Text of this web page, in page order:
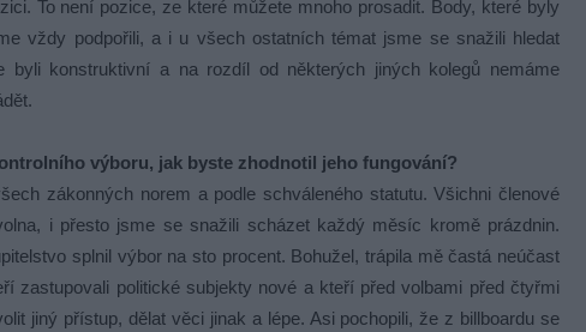
To není pozice, ze které můžete mnoho prosadit. Body, které byly
vždy podpořili, a i u všech ostatních témat jsme se snažili hledat
byli konstruktivní a na rozdíl od některých jiných kolegů nemáme
výboru, jak byste zhodnotil jeho fungování?
zákonných norem a podle schváleného statutu. Všichni členové
i přesto jsme se snažili scházet každý měsíc kromě prázdnin.
splnil výbor na sto procent. Bohužel, trápila mě častá neúčast
zastupovali politické subjekty nové a kteří před volbami před čtyřmi
jiný přístup, dělat věci jinak a lépe. Asi pochopili, že z billboardu se